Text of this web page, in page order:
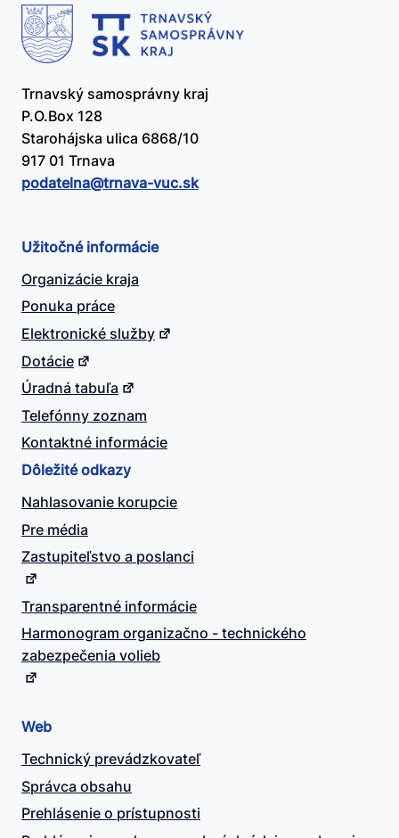
Trnavský samosprávny kraj
P.O.Box 128
Starohájska ulica 6868/10
917 01 Trnava
podatelna@​trnava-vuc.sk
Užitočné informácie
Organizácie kraja
Ponuka práce
Elektronické služby
Dotácie
Úradná tabuľa
Telefónny zoznam
Kontaktné informácie
Dôležité odkazy
Nahlasovanie korupcie
Pre média
Zastupiteľstvo a poslanci
Transparentné informácie
Harmonogram organizačno - technického
zabezpečenia volieb
Web
Technický prevádzkovateľ
Správca obsahu
Prehlásenie o prístupnosti